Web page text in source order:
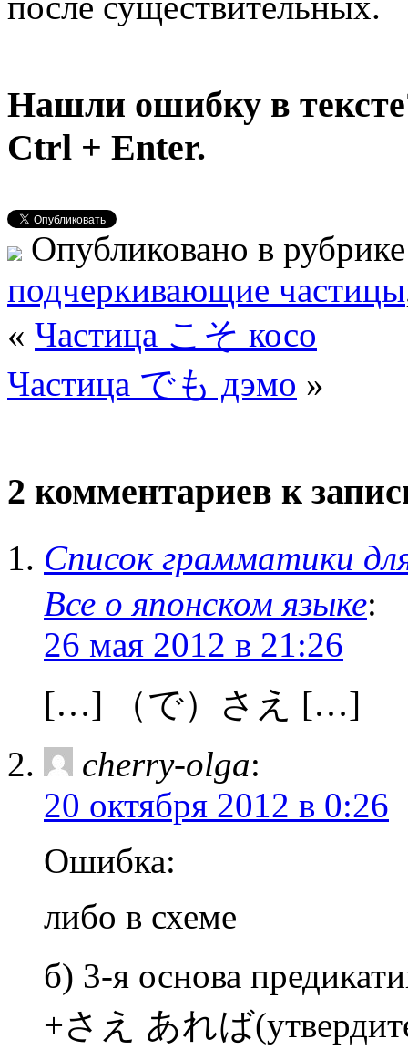
Нашли ошибку в
Ctrl + Enter.
Опубликовано в
подчеркивающие частицы
« Частица こそ косо
Частица でも дэмо »
2 комментариев к
Список грамматики
Все о японском языке:
26 мая 2012 в 21:26
[…] （で）さえ […]
cherry-olga:
20 октября 2012 в 0:26
Ошибка:
либо в схеме
б) 3-я основа
+さえ あれば